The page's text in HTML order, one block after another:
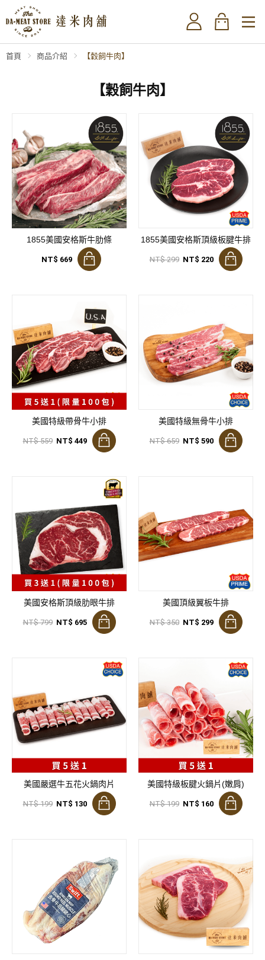
首頁 商品介紹 【穀飼牛肉】
【穀飼牛肉】
1855美國安格斯牛肋條
NT$ 669
1855美國安格斯頂級板腱牛排
NT$ 299 NT$ 220
美國特級帶骨牛小排
NT$ 559 NT$ 449
美國特級無骨牛小排
NT$ 659 NT$ 590
美國安格斯頂級肋眼牛排
NT$ 799 NT$ 695
美國頂級翼板牛排
NT$ 350 NT$ 299
美國嚴選牛五花火鍋肉片
NT$ 199 NT$ 130
美國特級板腱火鍋片(嫩肩)
NT$ 199 NT$ 160